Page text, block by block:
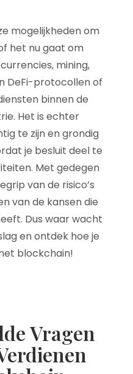
mogelijkheden om
het nu gaat om
mining,
DeFi-protocollen of
binnen de
Het is echter
te zijn en grondig
je besluit deel te
Met gedegen
van de risico’s
van de kansen die
Dus waar wacht
en ontdek hoe je
blockchain!
Vragen